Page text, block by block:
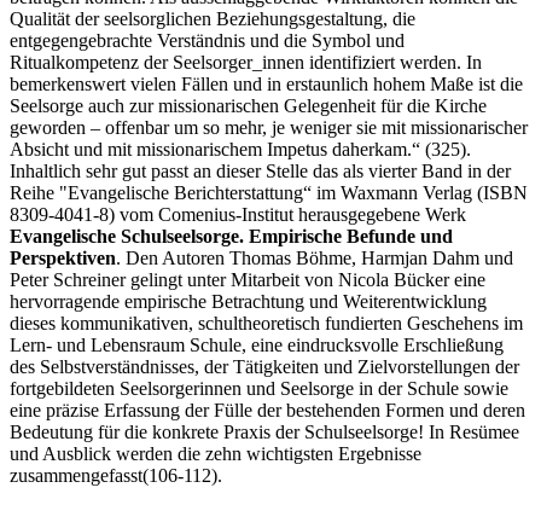
Qualität der seelsorglichen Beziehungsgestaltung, die
entgegengebrachte Verständnis und die Symbol­ und
Ritualkompetenz der Seelsorger_innen identifiziert werden. In
bemerkenswert vielen Fällen und in erstaunlich hohem Maße ist die
Seelsorge auch zur missionarischen Gelegenheit für die Kirche
geworden – offenbar um so mehr, je weniger sie mit missionarischer
Absicht und mit missionarischem Impetus daherkam.“ (325).
Inhaltlich sehr gut passt an dieser Stelle das als vierter Band in der
Reihe "Evangelische Berichterstattung“ im Waxmann Verlag (ISBN
8309-4041-8) vom Comenius-Institut herausgegebene Werk
Evangelische Schulseelsorge. Empirische Befunde und
Perspektiven. Den Autoren Thomas Böhme, Harmjan Dahm und
Peter Schreiner gelingt unter Mitarbeit von Nicola Bücker eine
hervorragende empirische Betrachtung und Weiterentwicklung
dieses kommunikativen, schultheoretisch fundierten Geschehens im
Lern- und Lebensraum Schule, eine eindrucksvolle Erschließung
des Selbstverständnisses, der Tätigkeiten und Zielvorstellungen der
fortgebildeten Seelsorgerinnen und Seelsorge in der Schule sowie
eine präzise Erfassung der Fülle der bestehenden Formen und deren
Bedeutung für die konkrete Praxis der Schulseelsorge! In Resümee
und Ausblick werden die zehn wichtigsten Ergebnisse
zusammengefasst(106-112).